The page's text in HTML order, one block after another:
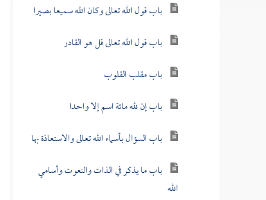
باب قول الله تعالى وكان الله سميعا بصيرا
باب قول الله تعالى قل هو القادر
باب مقلب القلوب
باب إن لله مائة اسم إلا واحدا
باب السؤال بأسماء الله تعالى والاستعاذة بها
باب ما يذكر في الذات والنعوت وأسامي
الله